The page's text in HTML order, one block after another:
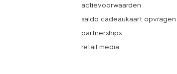
actievoorwaarden
saldo cadeaukaart opvragen
partnerships
retail media